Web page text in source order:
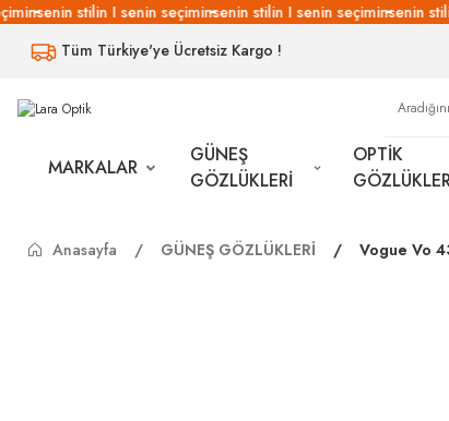
senin stilin I senin seçiminsenin stilin I senin seçiminsenin
Tüm Türkiye'ye Ücretsiz Kargo !
MARKALAR
GÜNEŞ
GÖZLÜKLERİ
OPTİK
Anasayfa GÜNEŞ GÖZLÜKLERİ Vogue Vo